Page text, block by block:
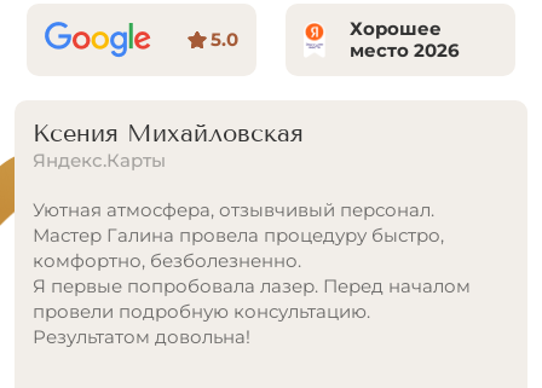
5.0
Хорошее
место 2026
Зарина У.
Яндекс.Карты
Уютный центр, приятная атмосфера. Цветовая
гамма салона придает хорошее настроение.
Качество услуг на высоком уровне. Работают
квалифицированные специалисты. Рекомендую
от души. Приду сюда снова.